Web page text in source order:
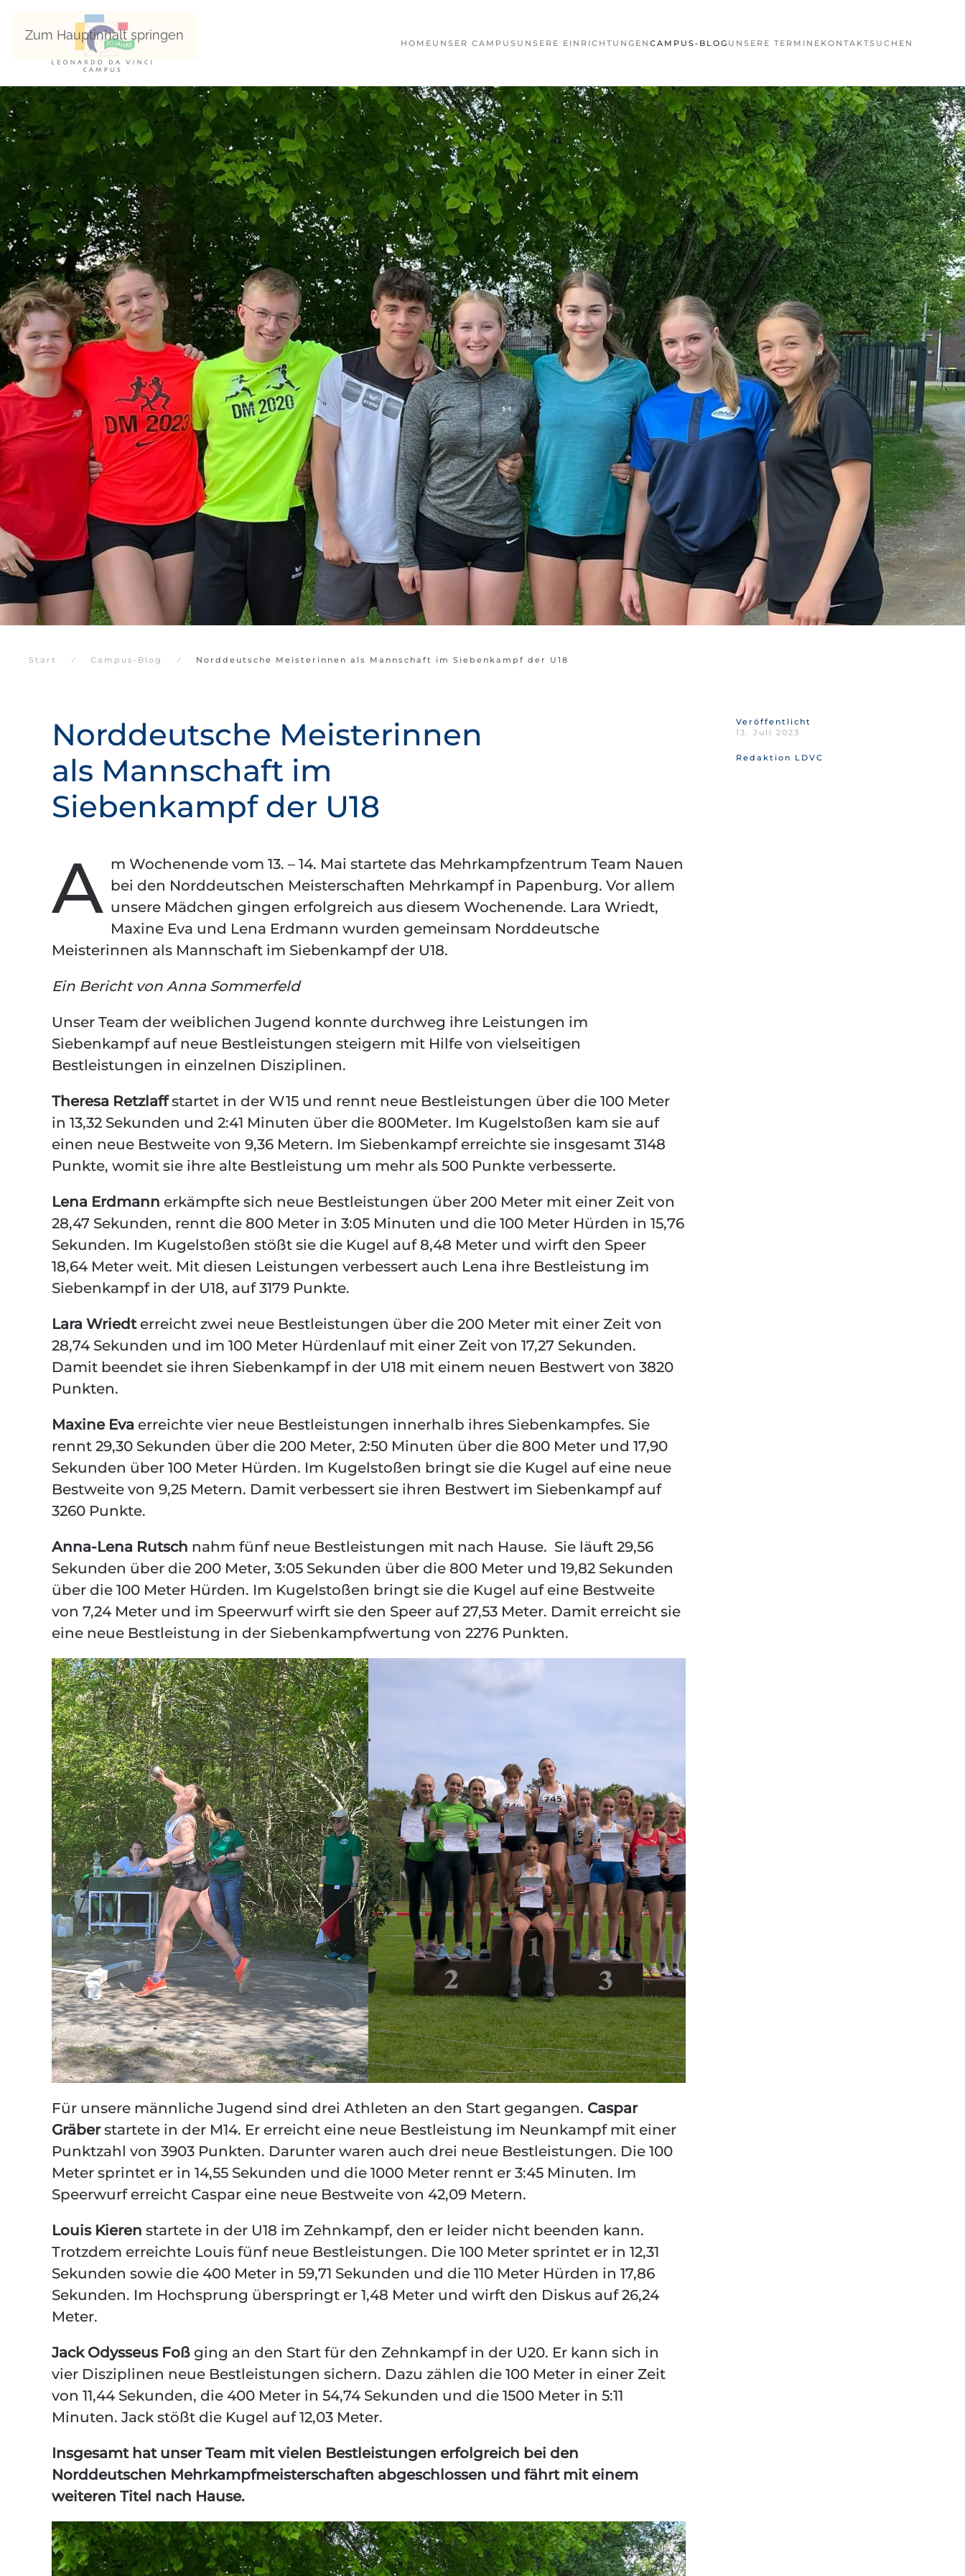
Zum Hauptinhalt springen
HOME UNSER CAMPUS UNSERE EINRICHTUNGEN CAMPUS-BLOG UNSERE TERMINE KONTAKTSUCHEN
Start Campus-Blog Norddeutsche Meisterinnen als Mannschaft im Siebenkampf der U18
Norddeutsche Meisterinnen
als Mannschaft im
Siebenkampf der U18
A m Wochenende vom 13. – 14. Mai startete das Mehrkampfzentrum Team Nauen
bei den Norddeutschen Meisterschaften Mehrkampf in Papenburg. Vor allem
unsere Mädchen gingen erfolgreich aus diesem Wochenende. Lara Wriedt,
Maxine Eva und Lena Erdmann wurden gemeinsam Norddeutsche
Meisterinnen als Mannschaft im Siebenkampf der U18.
Ein Bericht von Anna Sommerfeld
Unser Team der weiblichen Jugend konnte durchweg ihre Leistungen im
Siebenkampf auf neue Bestleistungen steigern mit Hilfe von vielseitigen
Bestleistungen in einzelnen Disziplinen.
Theresa Retzlaffstartet in der W15 und rennt neue Bestleistungen über die 100 Meter
in 13,32 Sekunden und 2:41 Minuten über die 800Meter. Im Kugelstoßen kam sie auf
einen neue Bestweite von 9,36 Metern. Im Siebenkampf erreichte sie insgesamt 3148
Punkte, womit sie ihre alte Bestleistung um mehr als 500 Punkte verbesserte.
Lena Erdmann erkämpfte sich neue Bestleistungen über 200 Meter mit einer Zeit von
28,47 Sekunden, rennt die 800 Meter in 3:05 Minuten und die 100 Meter Hürden in 15,76
Sekunden. Im Kugelstoßen stößt sie die Kugel auf 8,48 Meter und wirft den Speer
18,64 Meter weit. Mit diesen Leistungen verbessert auch Lena ihre Bestleistung im
Siebenkampf in der U18, auf 3179 Punkte.
Lara Wriedterreicht zwei neue Bestleistungen über die 200 Meter mit einer Zeit von
28,74 Sekunden und im 100 Meter Hürdenlauf mit einer Zeit von 17,27 Sekunden.
Damit beendet sie ihren Siebenkampf in der U18 mit einem neuen Bestwert von 3820
Punkten.
Maxine Eva erreichte vier neue Bestleistungen innerhalb ihres Siebenkampfes. Sie
rennt 29,30 Sekunden über die 200 Meter, 2:50 Minuten über die 800 Meter und 17,90
Sekunden über 100 Meter Hürden. Im Kugelstoßen bringt sie die Kugel auf eine neue
Bestweite von 9,25 Metern. Damit verbessert sie ihren Bestwert im Siebenkampf auf
3260 Punkte.
Anna-Lena Rutsch nahm fünf neue Bestleistungen mit nach Hause. Sie läuft 29,56
Sekunden über die 200 Meter, 3:05 Sekunden über die 800 Meter und 19,82 Sekunden
über die 100 Meter Hürden. Im Kugelstoßen bringt sie die Kugel auf eine Bestweite
von 7,24 Meter und im Speerwurf wirft sie den Speer auf 27,53 Meter. Damit erreicht sie
eine neue Bestleistung in der Siebenkampfwertung von 2276 Punkten.
Für unsere männliche Jugend sind drei Athleten an den Start gegangen. Caspar
Gräberstartete in der M14. Er erreicht eine neue Bestleistung im Neunkampf mit einer
Punktzahl von 3903 Punkten. Darunter waren auch drei neue Bestleistungen. Die 100
Meter sprintet er in 14,55 Sekunden und die 1000 Meter rennt er 3:45 Minuten. Im
Speerwurf erreicht Caspar eine neue Bestweite von 42,09 Metern.
Louis Kieren startete in der U18 im Zehnkampf, den er leider nicht beenden kann.
Trotzdem erreichte Louis fünf neue Bestleistungen. Die 100 Meter sprintet er in 12,31
Sekunden sowie die 400 Meter in 59,71 Sekunden und die 110 Meter Hürden in 17,86
Sekunden. Im Hochsprung überspringt er 1,48 Meter und wirft den Diskus auf 26,24
Meter.
Jack Odysseus Foß ging an den Start für den Zehnkampf in der U20. Er kann sich in
vier Disziplinen neue Bestleistungen sichern. Dazu zählen die 100 Meter in einer Zeit
von 11,44 Sekunden, die 400 Meter in 54,74 Sekunden und die 1500 Meter in 5:11
Minuten. Jack stößt die Kugel auf 12,03 Meter.
Insgesamt hat unser Team mit vielen Bestleistungen erfolgreich bei den
Norddeutschen Mehrkampfmeisterschaften abgeschlossen und fährt mit einem
weiteren Titel nach Hause.
Veröffentlicht
13. Juli 2023
Redaktion LDVC